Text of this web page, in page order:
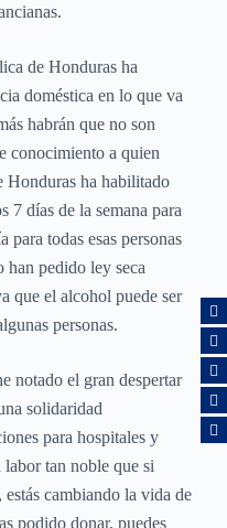
de Honduras ha
doméstica en lo que va
habrán que no son
conocimiento a quien
Honduras ha habilitado
7 días de la semana para
todas esas personas
han pedido ley seca
que el alcohol puede ser
personas.
notado el gran despertar
solidaridad
para hospitales y
labor tan noble que si
cambiando la vida de
podido donar, puedes